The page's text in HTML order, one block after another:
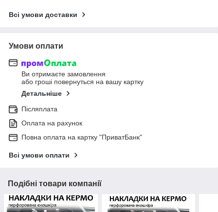
Всі умови доставки
Умови оплати
Ви отримаєте замовлення
або гроші повернуться на вашу картку
Детальніше
Післяплата
Оплата на рахунок
Повна оплата на картку "ПриватБанк"
Всі умови оплати
Подібні товари компанії